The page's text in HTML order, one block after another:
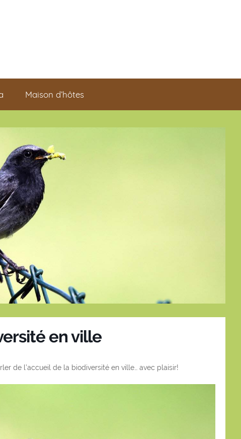
Maison d’hôtes
en ville
de l’accueil de la biodiversité en ville… avec plaisir!